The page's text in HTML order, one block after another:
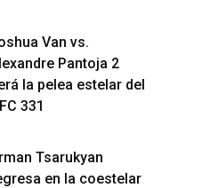
Van vs.
Pantoja 2
la pelea estelar del
331
Tsarukyan
en la coestelar